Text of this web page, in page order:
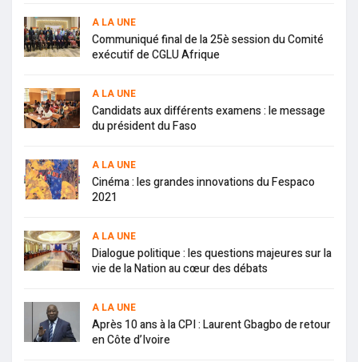
A LA UNE
Communiqué final de la 25è session du Comité
exécutif de CGLU Afrique
A LA UNE
Candidats aux différents examens : le message
du président du Faso
A LA UNE
Cinéma : les grandes innovations du Fespaco
2021
A LA UNE
Dialogue politique : les questions majeures sur la
vie de la Nation au cœur des débats
A LA UNE
Après 10 ans à la CPI : Laurent Gbagbo de retour
en Côte d’Ivoire